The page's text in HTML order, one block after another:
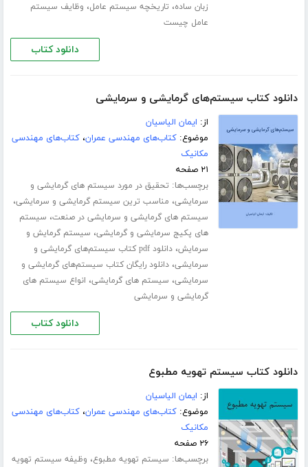
زبان ساده، تاریخچه سیستم عامل، وظایف سیستم
عامل چیست
دانلود کتاب
دانلود کتاب سیستم‌های گرمایشی و سرمایشی
از: ایمان الیاسیان
موضوع:کتاب‌های مهندسی عمران،کتاب‌های مهندسی
مکانیک
۲۱ صفحه
برچسب‌ها: تحقیق در مورد سیستم های گرمایشی و
سرمایشی، مناسب ترین سیستم گرمایشی و سرمایشی،
سیستم های گرمایشی و سرمایشی در صنعت، سیستم
های پکیج سرمایشی و گرمایشی، سیستم گرمایش و
سرمایش،
دانلود pdf کتاب سیستم‌های گرمایشی و
سرمایشی،دانلود رایگان کتاب سیستم‌های گرمایشی و
سرمایشی، سیستم های گرمایشی، انواع سیستم های
گرمایشی و سرمایشی
دانلود کتاب
دانلود کتاب سیستم تهویه مطبوع
از: ایمان الیاسیان
موضوع:کتاب‌های مهندسی عمران،کتاب‌های مهندسی
مکانیک
۲۶ صفحه
برچسب‌ها: سیستم تهویه مطبوع، وظیفه سیستم تهویه